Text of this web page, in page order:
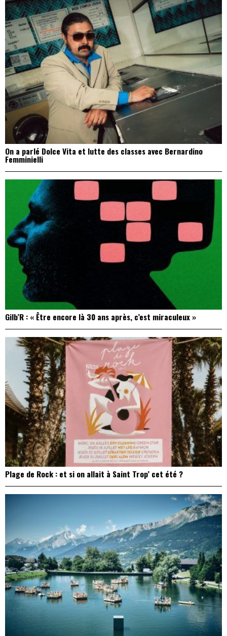
On a parlé Dolce Vita et lutte des classes avec Bernardino
Femminielli
Gilb’R : « Être encore là 30 ans après, c’est miraculeux »
Plage de Rock : et si on allait à Saint Trop’ cet été ?